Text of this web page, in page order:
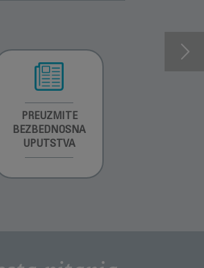
PREUZMITE
BEZBEDNOSNA
UPUTSTVA